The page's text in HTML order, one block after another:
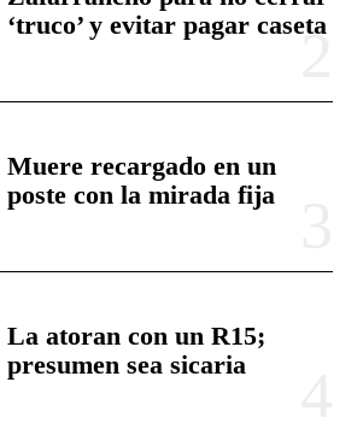
‘truco’ y evitar pagar caseta
Muere recargado en un
poste con la mirada fija
La atoran con un R15;
presumen sea sicaria